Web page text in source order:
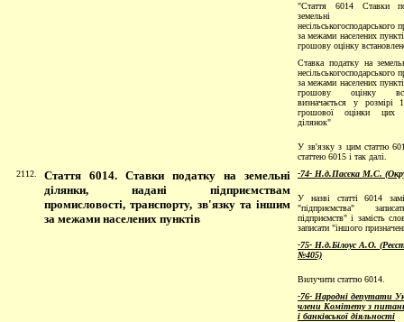
"Стаття 6014 Ставки
земельні
несільськогосподарського
за межами населених
грошову оцінку
Ставка податку на
несільськогосподарського
за межами населених
грошову оцінку
визначається у розмірі
грошової оцінки цих
ділянок"
У зв'язку з цим статтю
статтею 6015 і так далі.
2112.
Стаття 6014. Ставки податку на земельні
ділянки, надані підприємствам
промисловості, транспорту, зв'язку та іншим
за межами населених пунктів
-74- Н.д.Пасєка М.С.
У назвi статтi 6014
"пiдприємства"
пiдприємств" i замiсть
записати "iншого
-75- Н.д.Білоус А.О.
№405)
Вилучити статтю 6014.
-76- Народні депутати
члени Комітету з
і банківської діяльності